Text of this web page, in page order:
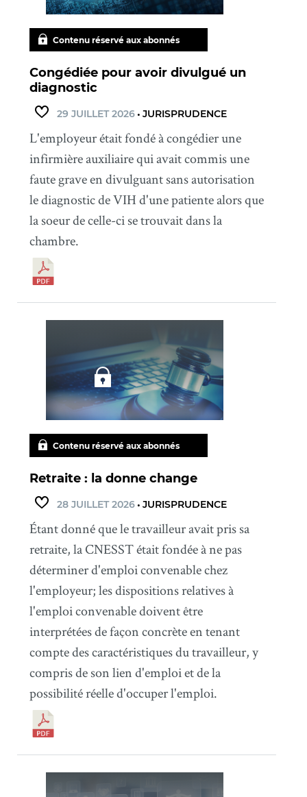
Contenu réservé aux abonnés
Congédiée pour avoir divulgué un
diagnostic
29 JUILLET 2026• JURISPRUDENCE
L'employeur était fondé à congédier une
infirmière auxiliaire qui avait commis une
faute grave en divulguant sans autorisation
le diagnostic de VIH d'une patiente alors que
la soeur de celle-ci se trouvait dans la
chambre.
Contenu réservé aux abonnés
Retraite : la donne change
28 JUILLET 2026• JURISPRUDENCE
Étant donné que le travailleur avait pris sa
retraite, la CNESST était fondée à ne pas
déterminer d'emploi convenable chez
l'employeur; les dispositions relatives à
l'emploi convenable doivent être
interprétées de façon concrète en tenant
compte des caractéristiques du travailleur, y
compris de son lien d'emploi et de la
possibilité réelle d'occuper l'emploi.